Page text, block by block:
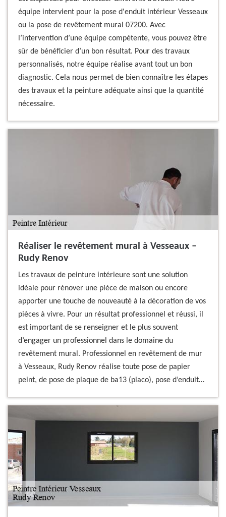
équipe intervient pour la pose d'enduit intérieur Vesseaux
ou la pose de revêtement mural 07200. Avec
l’intervention d’une équipe compétente, vous pouvez être
sûr de bénéficier d’un bon résultat. Pour des travaux
personnalisés, notre équipe réalise avant tout un bon
diagnostic. Cela nous permet de bien connaître les étapes
des travaux et la peinture adéquate ainsi que la quantité
nécessaire.
Réaliser le revêtement mural à Vesseaux –
Rudy Renov
Les travaux de peinture intérieure sont une solution
idéale pour rénover une pièce de maison ou encore
apporter une touche de nouveauté à la décoration de vos
pièces à vivre. Pour un résultat professionnel et réussi, il
est important de se renseigner et le plus souvent
d’engager un professionnel dans le domaine du
revêtement mural. Professionnel en revêtement de mur
à Vesseaux, Rudy Renov réalise toute pose de papier
peint, de pose de plaque de ba13 (placo), pose d’enduit…